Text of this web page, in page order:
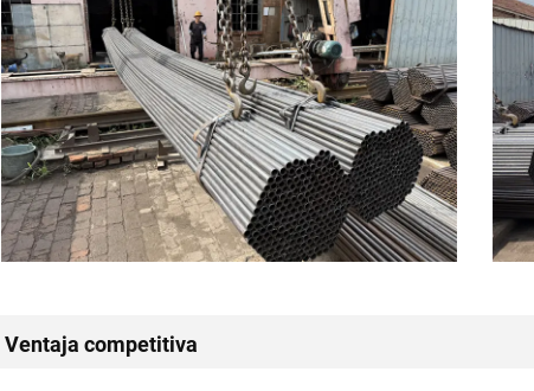
Ventaja competitiva